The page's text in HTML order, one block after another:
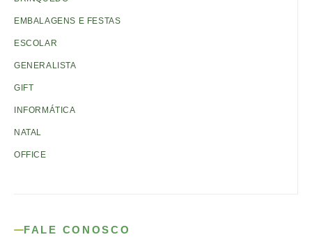
EMBALAGENS E FESTAS
ESCOLAR
GENERALISTA
GIFT
INFORMÁTICA
NATAL
OFFICE
FALE CONOSCO